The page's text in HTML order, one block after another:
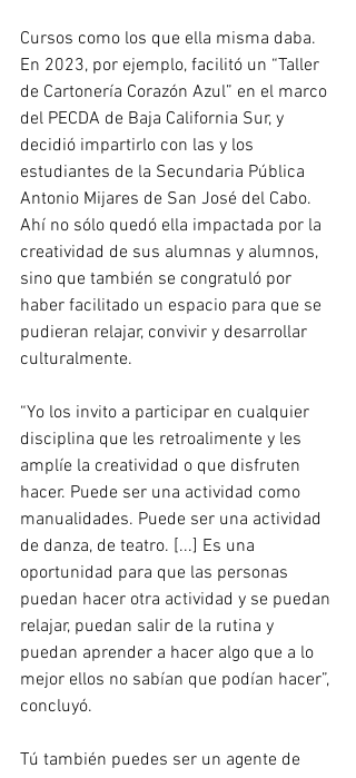
Cursos como los que ella misma daba.
En 2023, por ejemplo, facilitó un “Taller
de Cartonería Corazón Azul” en el marco
del PECDA de Baja California Sur, y
decidió impartirlo con las y los
estudiantes de la Secundaria Pública
Antonio Mijares de San José del Cabo.
Ahí no sólo quedó ella impactada por la
creatividad de sus alumnas y alumnos,
sino que también se congratuló por
haber facilitado un espacio para que se
pudieran relajar, convivir y desarrollar
culturalmente.
“Yo los invito a participar en cualquier
disciplina que les retroalimente y les
amplíe la creatividad o que disfruten
hacer. Puede ser una actividad como
manualidades. Puede ser una actividad
de danza, de teatro. [...] Es una
oportunidad para que las personas
puedan hacer otra actividad y se puedan
relajar, puedan salir de la rutina y
puedan aprender a hacer algo que a lo
mejor ellos no sabían que podían hacer”,
concluyó.
Tú también puedes ser un agente de